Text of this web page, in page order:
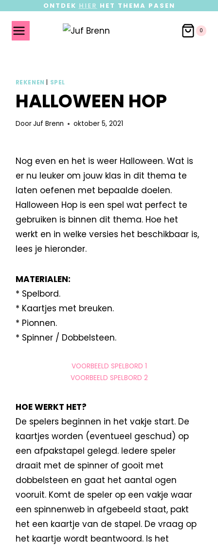
ONTDEK HIER HET THEMA PASEN
0
REKENEN SPEL
HALLOWEEN HOP
DoorJuf Brenn oktober 5, 2021
Nog even en het is weer Halloween. Wat is
er nu leuker om jouw klas in dit thema te
laten oefenen met bepaalde doelen.
Halloween Hop is een spel wat perfect te
gebruiken is binnen dit thema. Hoe het
werkt en in welke versies het beschikbaar is,
lees je hieronder.
MATERIALEN:
* Spelbord.
* Kaartjes met breuken.
* Pionnen.
* Spinner / Dobbelsteen.
VOORBEELD SPELBORD 1
VOORBEELD SPELBORD 2
HOE WERKT HET?
De spelers beginnen in het vakje start. De
kaartjes worden (eventueel geschud) op
een afpakstapel gelegd. Iedere speler
draait met de spinner of gooit met
dobbelsteen en gaat het aantal ogen
vooruit. Komt de speler op een vakje waar
een spinnenweb in afgebeeld staat, pakt
het een kaartje van de stapel. De vraag op
het kaartje wordt beantwoord. Is het